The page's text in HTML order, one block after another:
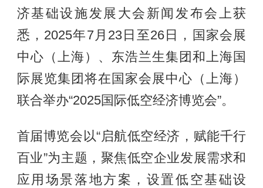
济基础设施发展大会新闻发布会上获
悉，2025年7月23日至26日，国家会展
中心（上海）、东浩兰生集团和上海国
际展览集团将在国家会展中心（上海）
联合举办“2025国际低空经济博览会”。
首届博览会以“启航低空经济，赋能千行
百业”为主题，聚焦低空企业发展需求和
应用场景落地方案，设置低空基础设